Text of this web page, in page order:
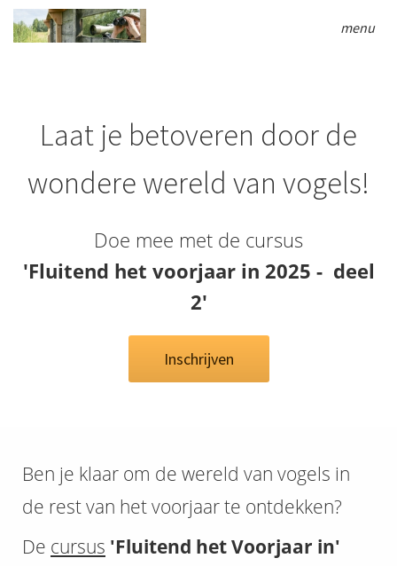
menu
Laat je betoveren door de
wondere wereld van vogels!
Doe mee met de cursus
'Fluitend het voorjaar in 2025 - deel
2'
Inschrijven
Ben je klaar om de wereld van vogels in
de rest van het voorjaar te ontdekken?
De cursus 'Fluitend het Voorjaar in'